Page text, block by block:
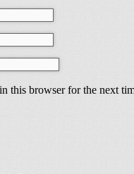
this browser for the next